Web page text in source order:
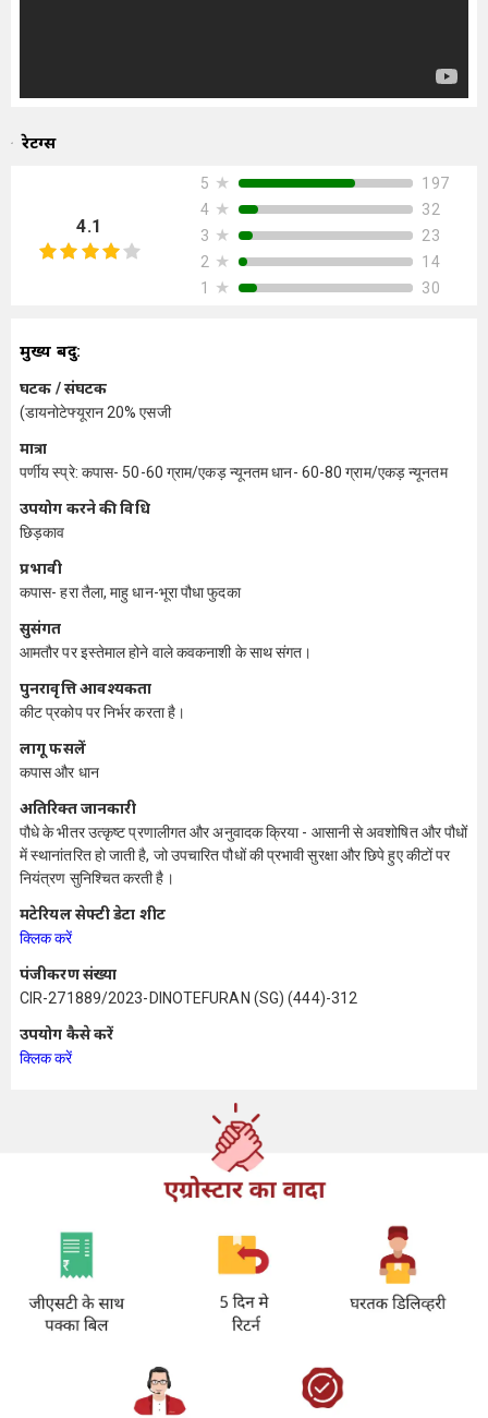
रेटिंग्स
4.1
5 ★
197
4 ★
32
3 ★
23
2 ★
14
1
★ 30
मुख्य बिंदु:
घटक / संघटक
(डायनोटेफ्यूरान 20% एसजी
मात्रा
पर्णीय स्प्रे: कपास- 50-60 ग्राम/एकड़ न्यूनतम धान- 60-80 ग्राम/एकड़ न्यूनतम
उपयोग करने की विधि
छिड़काव
प्रभावी
कपास- हरा तैला, माहु धान-भूरा पौधा फुदका
सुसंगत
आमतौर पर इस्तेमाल होने वाले कवकनाशी के साथ संगत।
पुनरावृत्ति आवश्यकता
कीट प्रकोप पर निर्भर करता है।
लागू फसलें
कपास और धान
अतिरिक्त जानकारी
पौधे के भीतर उत्कृष्ट प्रणालीगत और अनुवादक क्रिया - आसानी से अवशोषित और पौधों
में स्थानांतरित हो जाती है, जो उपचारित पौधों की प्रभावी सुरक्षा और छिपे हुए कीटों पर
नियंत्रण सुनिश्चित करती है।
मटेरियल सेफ्टी डेटा शीट
क्लिक करें
पंजीकरण संख्या
CIR-271889/2023-DINOTEFURAN (SG) (444)-312
उपयोग कैसे करें
क्लिक करें